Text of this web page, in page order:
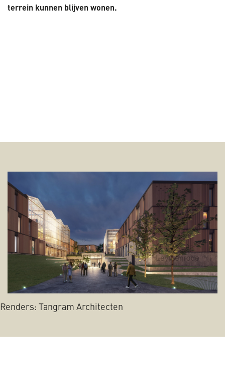
terrein kunnen blijven wonen.
Renders: Tangram Architecten